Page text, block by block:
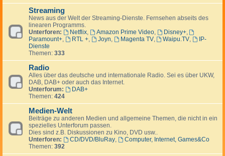
Streaming
News aus der Welt der Streaming-Dienste. Fernsehen abseits des
linearen Programms.
Unterforen:
Netflix, Amazon Prime Video, Disney+,
Paramount+, RTL +, Joyn, Magenta TV, Waipu.TV,
IP-
Dienste
Themen: 333
Radio
Alles über das deutsche und internationale Radio. Sei es über UKW,
DAB, DAB+ oder auch das Internet.
Unterforum:
DAB+
Themen: 424
Medien-Welt
Beiträge zu anderen Medien und allgemeine Themen, die nicht in ein
spezielles Unterforum passen.
Dies sind z.B. Diskussionen zu Kino, DVD usw..
Unterforen:
CD/DVD/BluRay,
Computer, Internet, Games&Co
Themen: 392